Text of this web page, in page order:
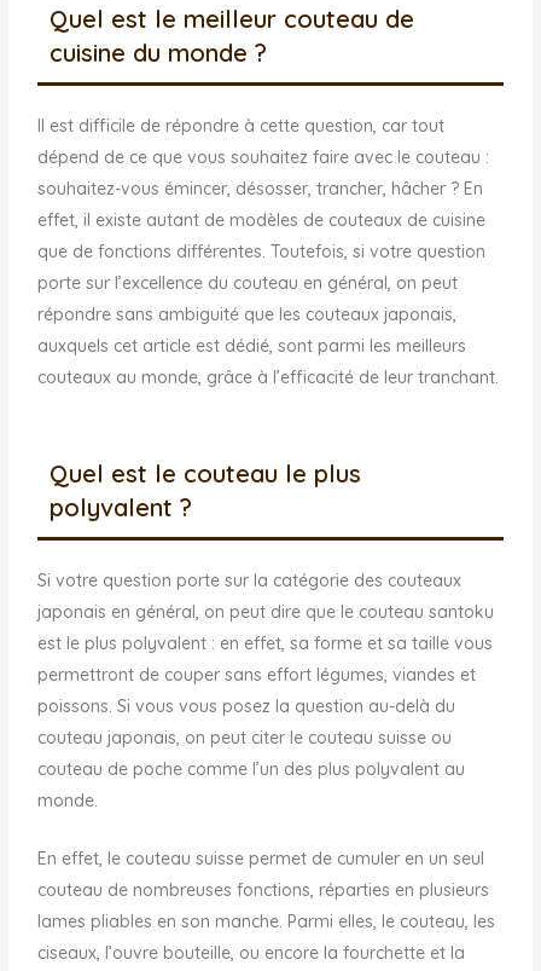
Quel est le meilleur couteau de
cuisine du monde ?
Il est difficile de répondre à cette question, car tout
dépend de ce que vous souhaitez faire avec le couteau :
souhaitez-vous émincer, désosser, trancher, hâcher ? En
effet, il existe autant de modèles de couteaux de cuisine
que de fonctions différentes. Toutefois, si votre question
porte sur l’excellence du couteau en général, on peut
répondre sans ambiguité que les couteaux japonais,
auxquels cet article est dédié, sont parmi les meilleurs
couteaux au monde, grâce à l’efficacité de leur tranchant.
Quel est le couteau le plus
polyvalent ?
Si votre question porte sur la catégorie des couteaux
japonais en général, on peut dire que le couteau santoku
est le plus polyvalent : en effet, sa forme et sa taille vous
permettront de couper sans effort légumes, viandes et
poissons. Si vous vous posez la question au-delà du
couteau japonais, on peut citer le couteau suisse ou
couteau de poche comme l’un des plus polyvalent au
monde.
En effet, le couteau suisse permet de cumuler en un seul
couteau de nombreuses fonctions, réparties en plusieurs
lames pliables en son manche. Parmi elles, le couteau, les
ciseaux, l’ouvre bouteille, ou encore la fourchette et la